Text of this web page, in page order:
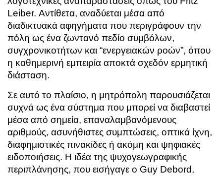
Leiber. Αντίθετα, αναδύεται μέσα από
διαδικτυακά αφηγήματα που περιγράφουν την
πόλη ως ένα ζωντανό πεδίο συμβόλων,
συγχρονικοτήτων και “ενεργειακών ροών”, όπου
η καθημερινή εμπειρία αποκτά σχεδόν ερμητική
διάσταση.
Σε αυτό το πλαίσιο, η μητρόπολη παρουσιάζεται
συχνά ως ένα σύστημα που μπορεί να διαβαστεί
μέσα από σημεία, επαναλαμβανόμενους
αριθμούς, ασυνήθιστες συμπτώσεις, οπτικά ίχνη,
διαφημιστικές πινακίδες ή ακόμη και ψηφιακές
ειδοποιήσεις. Η ιδέα της ψυχογεωγραφικής
περιπλάνησης, που εισήγαγε ο Guy Debord,